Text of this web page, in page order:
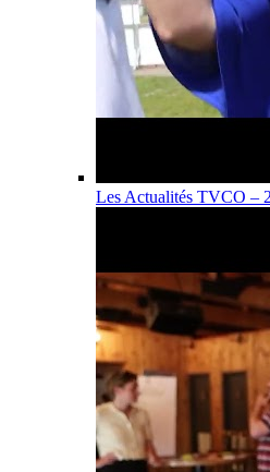
Les Actualités TVCO –